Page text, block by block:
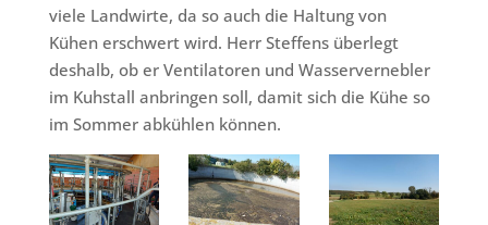
viele Landwirte, da so auch die Haltung von
Kühen erschwert wird. Herr Steffens überlegt
deshalb, ob er Ventilatoren und Wasservernebler
im Kuhstall anbringen soll, damit sich die Kühe so
im Sommer abkühlen können.